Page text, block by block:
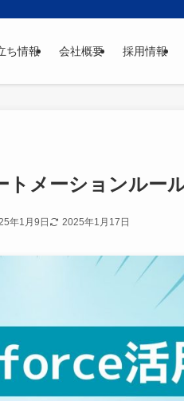
ち情報 会社概要 採用情報
トメーションルー
年1月9日 2025年1月17日